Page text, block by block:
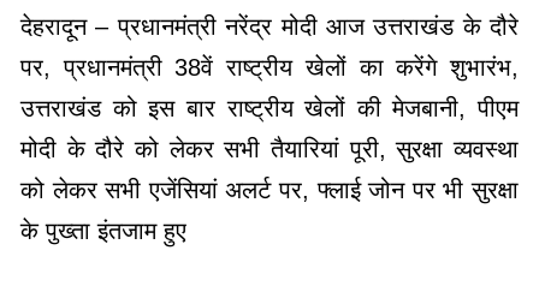
देहरादून – प्रधानमंत्री नरेंद्र मोदी आज उत्तराखंड के दौरे
पर, प्रधानमंत्री 38वें राष्ट्रीय खेलों का करेंगे शुभारंभ,
उत्तराखंड को इस बार राष्ट्रीय खेलों की मेजबानी, पीएम
मोदी के दौरे को लेकर सभी तैयारियां पूरी, सुरक्षा व्यवस्था
को लेकर सभी एजेंसियां अलर्ट पर, फ्लाई जोन पर भी सुरक्षा
के पुख्ता इंतजाम हुए